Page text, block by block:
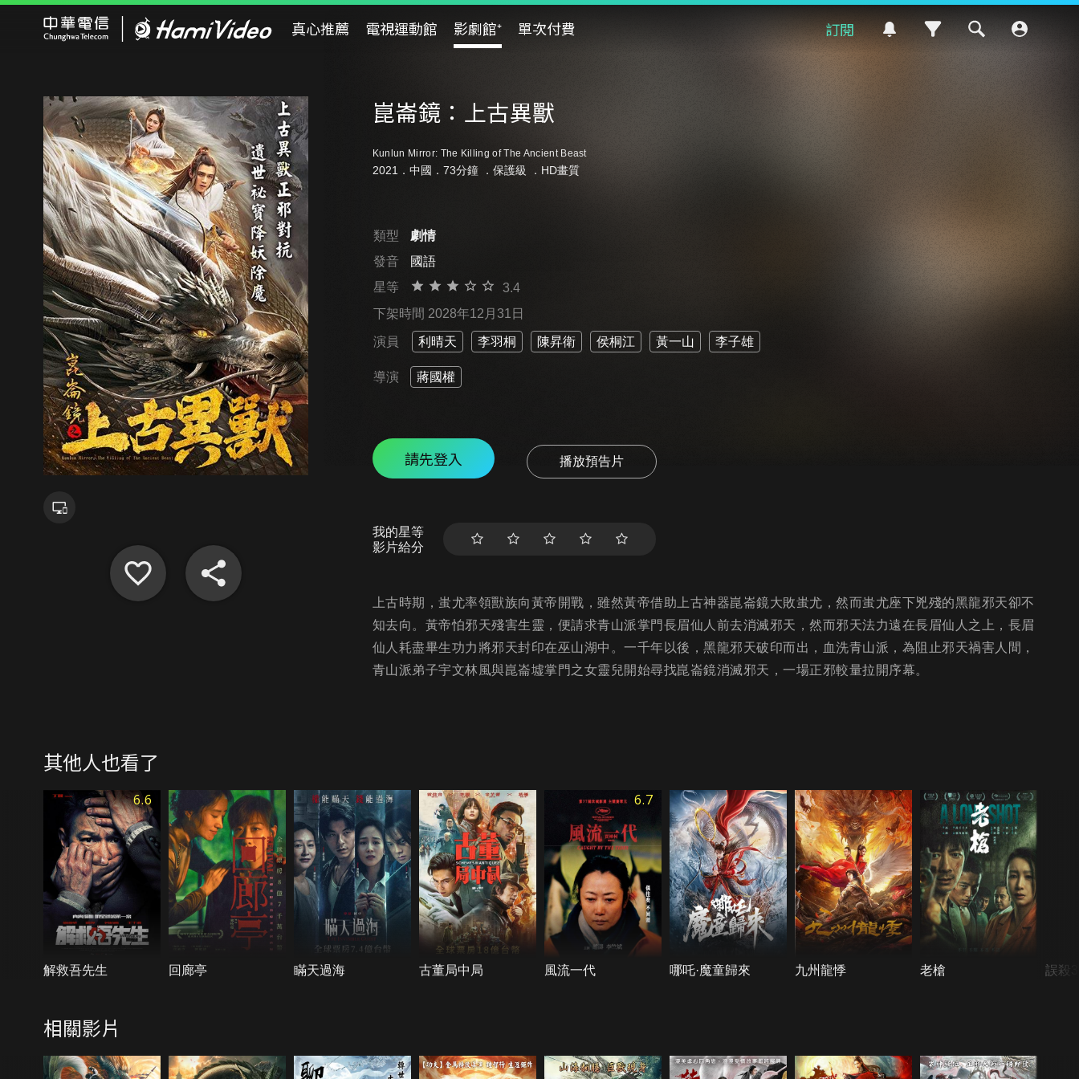
真心推薦 電視運動館 影劇館⁺ 單次付費 訂閱
崑崙鏡：上古異獸
Kunlun Mirror: The Killing of The Ancient Beast
2021．中國．73分鐘 ． 保護級 ．HD畫質
類型
劇情
發音
國語
星等
3.4
下架時間 2028年12月31日
演員 利晴天 李羽桐 陳昇衛 侯桐江 黃一山 李子雄
導演 蔣國權
請先登入 播放預告片
我的星等
影片給分
上古時期，蚩尤率領獸族向黃帝開戰，雖然黃帝借助上古神器崑崙鏡大敗蚩尤，然而蚩尤座下兇殘的黑龍邪天卻不
知去向。黃帝怕邪天殘害生靈，便請求青山派掌門長眉仙人前去消滅邪天，然而邪天法力遠在長眉仙人之上，長眉
仙人耗盡畢生功力將邪天封印在巫山湖中。一千年以後，黑龍邪天破印而出，血洗青山派，為阻止邪天禍害人間，
青山派弟子宇文林風與崑崙墟掌門之女靈兒開始尋找崑崙鏡消滅邪天，一場正邪較量拉開序幕。
其他人也看了
6.6
解救吾先生 回廊亭 瞞天過海 古董局中局
6.7
風流一代 哪吒·魔童歸來‎ 九州龍悸 老槍 誤殺3
相關影片